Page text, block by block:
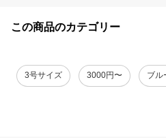
この商品のカテゴリー
3号サイズ 3000円〜 ブル